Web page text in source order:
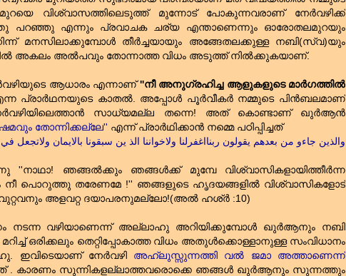
വിശ്വാസത്തിലെടുത്ത്‌ മുന്നോട്‌ പോകുന്നവരാണ്‌ നേര്‍വഴിക്ക്‌
പറഞ്ഞു എന്നും പ്രവാചക ചര്യ എന്താണെന്നും ഓരോതലമുറയും
മനസിലാക്കുമ്പോള്‍ തീര്‍ച്ചയായും അങ്ങേതലക്കുള്ള നബി(സ്വ)യും
അകലം അല്‍പവും തോന്നാത്ത വിധം അടുത്ത്‌ നില്‍ക്കുകയാണ്‌.
ആധാരം എന്നാണ്‌''നീ അനുഗ്രഹിച്ച ആളുകളുടെ മാര്‍ഗത്തില്‍
പ്രാര്‍ഥനയുടെ കാതല്‍. അപ്പോള്‍ പൂര്‍വീകര്‍ നമ്മുടെ പിന്‍ബലമാണ്‌
സാധ്യമല്ല തന്നെ! അത്‌ കൊണ്ടാണ്‌ ഖുര്‍ആന്‍
തോന്നിക്കല്ലേ'' എന്ന് പ്രാര്‍ഥിക്കാന്‍ നമ്മെ പഠിപ്പിച്ചത്‌
والذين جاءو من بعدهم يقولون ربنااغفرلنا ولاخواننا الذ ين سبقونا بالايمان ولاتجعل
''നാഥാ! ഞങ്ങല്‍ക്കും ഞങ്ങള്‍ക്ക്‌ മുമ്പേ വിശ്വാസികളായിത്തീര്‍ന്ന
പൊറുത്തു തരേണമേ !'' ഞങ്ങളുടെ ഹൃദയങ്ങളില്‍ വിശ്വാസികളോട്‌
അളവറ്റ ദയാപരനുമല്ലോ!(അല്‍ ഹശ്‌ര്‍ :10)
നടന്ന വഴിയാണെന്ന് അല്ലാഹു അറിയിക്കുമ്പോള്‍ ഖുര്‍ആനും നബി
ഒരിക്കലും തെറ്റിപ്പോകാത്ത വിധം അതുള്‍‍ക്കൊള്ളാനുള്ള സംവിധാനം
ഇവിടെയാണ്‌ നേര്‍വഴി അഹ്‌ലുസ്സുന്നത്തി വല്‍ ജമാ അത്താണെന്ന്
. കാരണം സുന്നികളല്ലാത്തവരൊക്കെ ഞങ്ങള്‍ ഖുര്‍ആനും സുന്നത്തും